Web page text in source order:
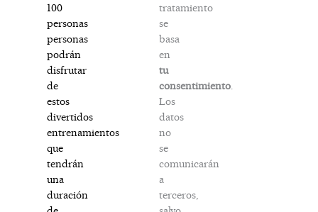
100
personas
personas
podrán
disfrutar
de
estos
divertidos
entrenamientos
que
tendrán
una
duración
tratamiento
se
basa
en
tu
consentimiento.
Los
datos
no
se
comunicarán
a
terceros,